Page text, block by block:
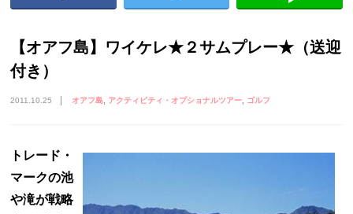
【オアフ島】ワイケレ★２サムプレー★（送迎
付き）
2011.10.25 オアフ島 アクティビティ・オプショナルツアー ゴルフ
トレード・
マークの池
や滝が戦略